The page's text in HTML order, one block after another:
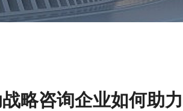
略咨询企业如何助